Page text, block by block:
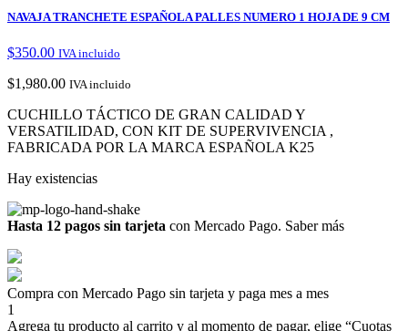
NAVAJA TRANCHETE ESPAÑOLA PALLES NUMERO 1 HOJA DE 9 CM
$350.00 IVA incluido
$1,980.00 IVA incluido
CUCHILLO TÁCTICO DE GRAN CALIDAD Y
VERSATILIDAD, CON KIT DE SUPERVIVENCIA ,
FABRICADA POR LA MARCA ESPAÑOLA K25
Hay existencias
Hasta 12 pagos sin tarjeta con Mercado Pago. Saber más
Compra con Mercado Pago sin tarjeta y paga mes a mes
1
Agrega tu producto al carrito y al momento de pagar, elige “Cuotas